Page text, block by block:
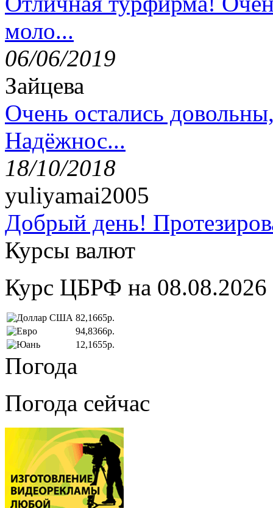
моло...
06/06/2019
Зайцева
Очень остались
Надёжнос...
18/10/2018
yuliyamai2005
Добрый день!
Курсы валют
Курс ЦБРФ на 08.08.2026
82,1665р.
94,8366р.
12,1655р.
Погода
Погода сейчас